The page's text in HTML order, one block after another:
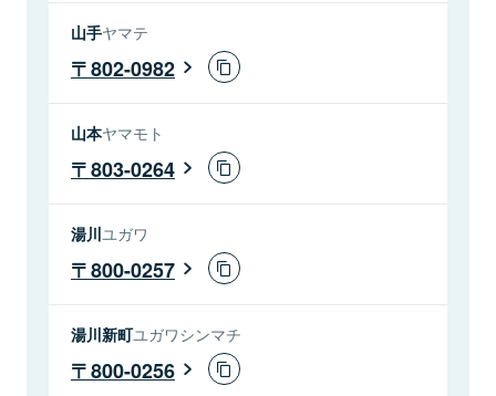
山手ヤマテ
802-0982
山本ヤマモト
803-0264
湯川ユガワ
800-0257
湯川新町ユガワシンマチ
800-0256